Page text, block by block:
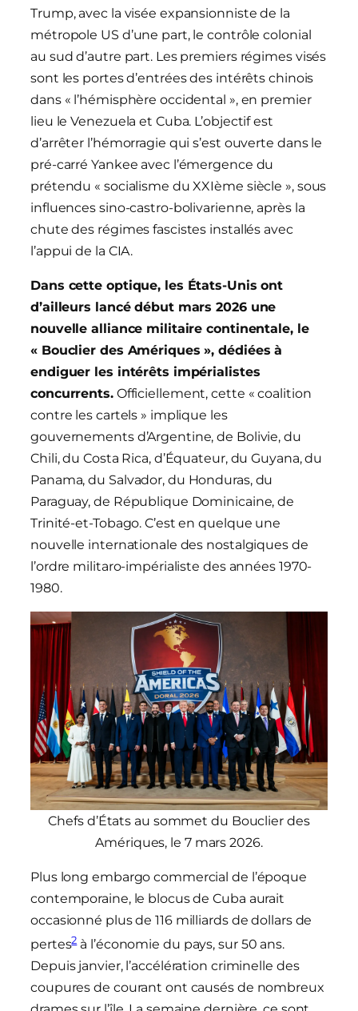
Trump, avec la visée expansionniste de la
métropole US d’une part, le contrôle colonial
au sud d’autre part. Les premiers régimes visés
sont les portes d’entrées des intérêts chinois
dans « l’hémisphère occidental », en premier
lieu le Venezuela et Cuba. L’objectif est
d’arrêter l’hémorragie qui s’est ouverte dans le
pré-carré Yankee avec l’émergence du
prétendu « socialisme du XXIème siècle », sous
influences sino-castro-bolivarienne, après la
chute des régimes fascistes installés avec
l’appui de la CIA.
Dans cette optique, les États-Unis ont
d’ailleurs lancé début mars 2026 une
nouvelle alliance militaire continentale, le
« Bouclier des Amériques », dédiées à
endiguer les intérêts impérialistes
concurrents.Officiellement, cette « coalition
contre les cartels » implique les
gouvernements d’Argentine, de Bolivie, du
Chili, du Costa Rica, d’Équateur, du Guyana, du
Panama, du Salvador, du Honduras, du
Paraguay, de République Dominicaine, de
Trinité-et-Tobago. C’est en quelque une
nouvelle internationale des nostalgiques de
l’ordre militaro-impérialiste des années 1970-
1980.
Chefs d’États au sommet du Bouclier des
Amériques, le 7 mars 2026.
Plus long embargo commercial de l’époque
contemporaine, le blocus de Cuba aurait
occasionné plus de 116 milliards de dollars de
pertes2à l’économie du pays, sur 50 ans.
Depuis janvier, l’accélération criminelle des
coupures de courant ont causés de nombreux